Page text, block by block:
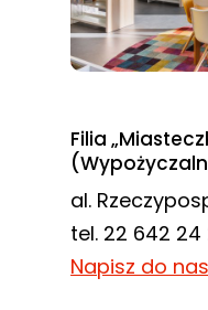
Filia
al.
tel. 22 642 24
Napisz do nas